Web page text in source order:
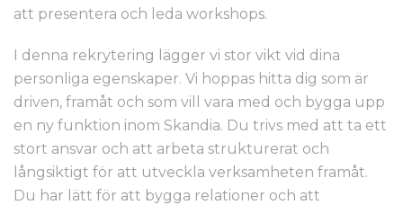
att presentera och leda workshops.
I denna rekrytering lägger vi stor vikt vid dina
personliga egenskaper. Vi hoppas hitta dig som är
driven, framåt och som vill vara med och bygga upp
en ny funktion inom Skandia. Du trivs med att ta ett
stort ansvar och att arbeta strukturerat och
långsiktigt för att utveckla verksamheten framåt.
Du har lätt för att bygga relationer och att